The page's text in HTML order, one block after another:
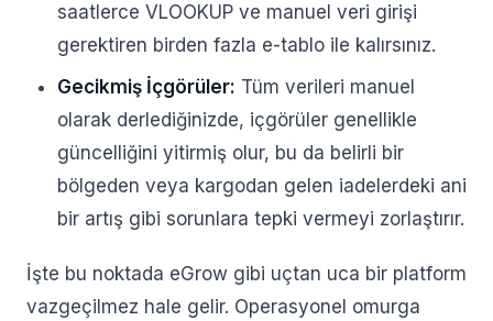
saatlerce VLOOKUP ve manuel veri girişi
gerektiren birden fazla e-tablo ile kalırsınız.
Gecikmiş İçgörüler: Tüm verileri manuel
olarak derlediğinizde, içgörüler genellikle
güncelliğini yitirmiş olur, bu da belirli bir
bölgeden veya kargodan gelen iadelerdeki ani
bir artış gibi sorunlara tepki vermeyi zorlaştırır.
İşte bu noktada eGrow gibi uçtan uca bir platform
vazgeçilmez hale gelir. Operasyonel omurga